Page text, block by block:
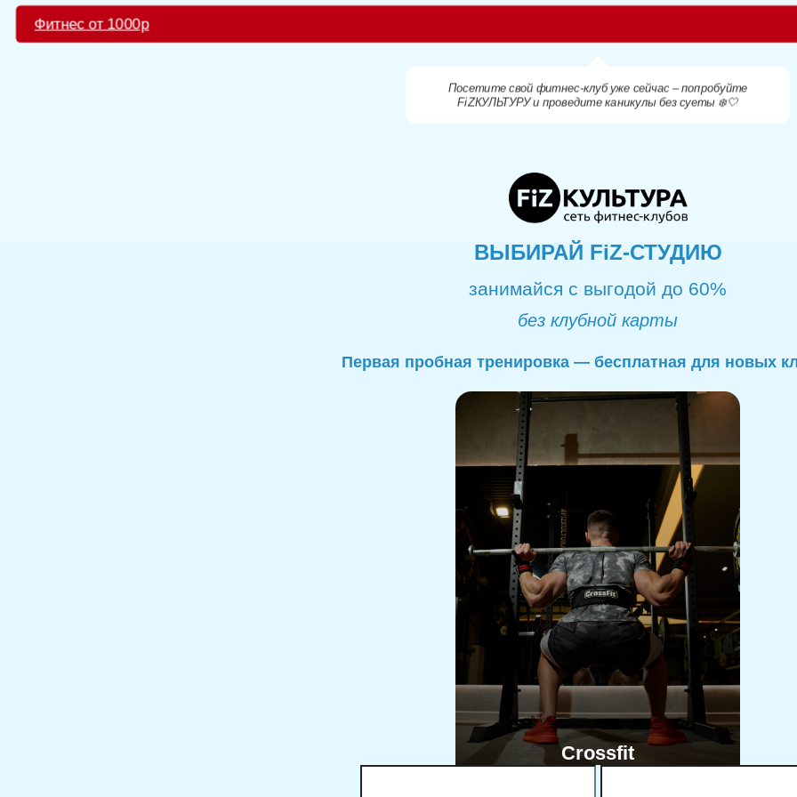
Фитнес от 1000р
Посетите свой фитнес-клуб уже сейчас – попробуйте
FiZКУЛЬТУРУ и проведите каникулы без суеты ❄️🤍
ВЫБИРАЙ FiZ-СТУДИЮ
занимайся с выгодой до 60%
без клубной карты
Первая пробная тренировка — бесплатная для новых
Crossfit